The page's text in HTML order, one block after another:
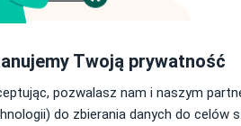
Twoją prywatność
pozwalasz nam i naszym
do zbierania danych do